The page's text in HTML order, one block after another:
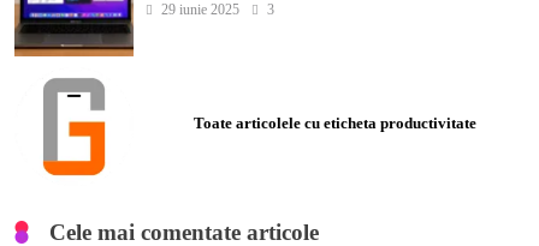
29 iunie 2025 3
Toate articolele cu eticheta productivitate
Cele mai comentate articole